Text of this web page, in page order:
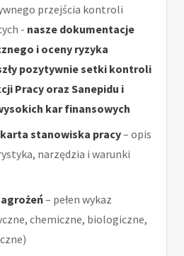
przejścia kontroli
- nasze dokumentacje
i oceny ryzyka
pozytywnie setki kontroli
Pracy oraz Sanepidu i
kar finansowych
stanowiska pracy– opis
narzędzia i warunki
– pełen wykaz
chemiczne, biologiczne,